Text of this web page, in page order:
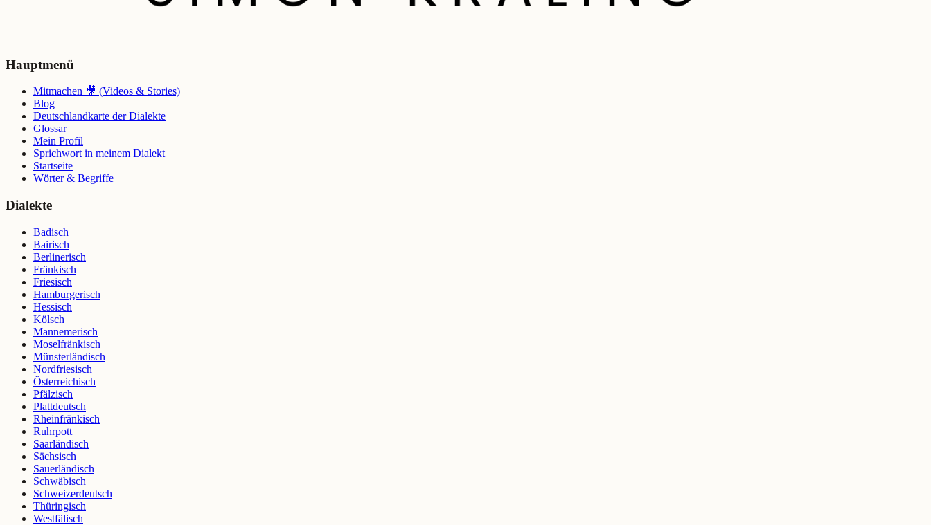
Hauptmenü
Mitmachen 🎥 (Videos & Stories)
Blog
Deutschlandkarte der Dialekte
Glossar
Mein Profil
Sprichwort in meinem Dialekt
Startseite
Wörter & Begriffe
Dialekte
Badisch
Bairisch
Berlinerisch
Fränkisch
Friesisch
Hamburgerisch
Hessisch
Kölsch
Mannemerisch
Moselfränkisch
Münsterländisch
Nordfriesisch
Österreichisch
Pfälzisch
Plattdeutsch
Rheinfränkisch
Ruhrpott
Saarländisch
Sächsisch
Sauerländisch
Schwäbisch
Schweizerdeutsch
Thüringisch
Westfälisch